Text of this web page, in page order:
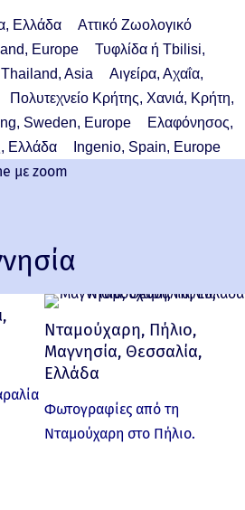
Ελλάδα
Αττικό Ζωολογικό
Europe
Τυφλίδα ή Tbilisi,
Asia
Αιγείρα, Αχαΐα,
Πολυτεχνείο Κρήτης, Χανιά, Κρήτη,
Sweden, Europe
Ελαφόνησος,
Ελλάδα
Ingenio, Spain, Europe
με zoom
Νταμούχαρη, Πήλιο,
Μαγνησία, Θεσσαλία,
Ελλάδα
Φωτογραφίες από τη
Νταμούχαρη στο Πήλιο.